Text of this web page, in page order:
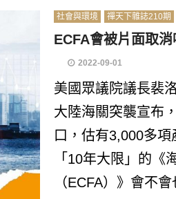
社會與環境 禪天下雜誌210期
ECFA會被片面取消
2022-09-01
美國眾議院議長裴
大陸海關突襲宣布
口，估有3,000多
「10年大限」的《
（ECFA）》會不